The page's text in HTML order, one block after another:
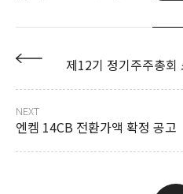
제12기 정기주주총회
NEXT
엔켐 14CB 전환가액 확정 공고